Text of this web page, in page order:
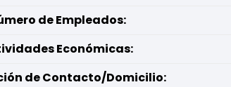
de Empleados:
Económicas:
de Contacto/Domicilio: